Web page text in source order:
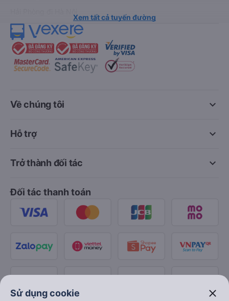
Xem tất cả tuyến đường
keyboard_arrow_down
Về chúng tôi
keyboard_arrow_down
Hỗ trợ
keyboard_arrow_down
Trở thành đối tác
Đối tác thanh toán
Sử dụng cookie close